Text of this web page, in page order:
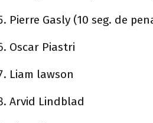
Pierre Gasly (10 seg. de
Oscar Piastri
Liam lawson
Arvid Lindblad